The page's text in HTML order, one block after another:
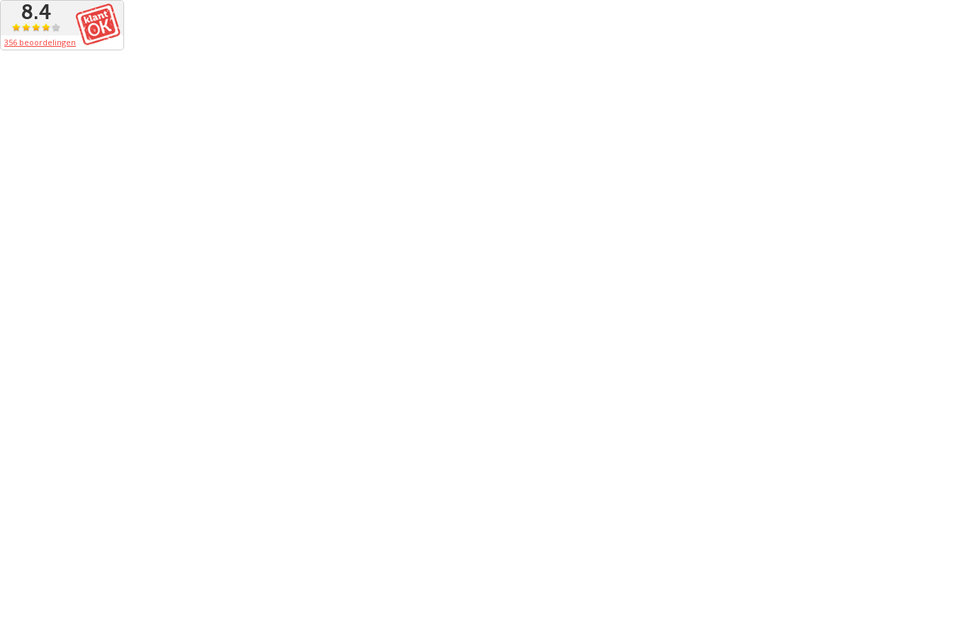
8.4
356 beoordelingen